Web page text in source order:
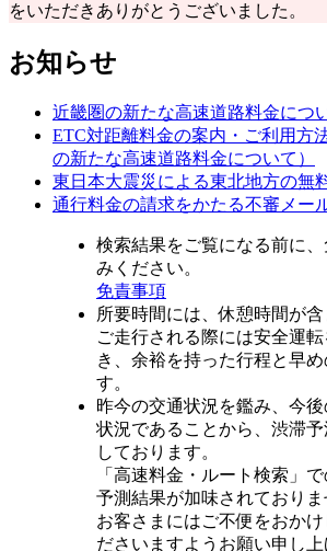
をいただきありがとうございました。
お知らせ
近畿圏の新たな高速道路料金につ
ETC対距離料金の案内・ご利用方
の新たな高速道路料金について）
東日本大震災による東北地方の無
通行料金の請求をかたる不審メー
検索結果をご覧になる前に
みください。
免責事項
所要時間には、休憩時間が含
ご走行される際には安全運
き、余裕を持った行程と早
す。
昨今の交通状況を鑑み、今
状況であることから、渋滞
しております。
「高速料金・ルート検索」
予測結果が加味されておりま
お客さまにはご不便をおかけ
ださいますようお願い申し上